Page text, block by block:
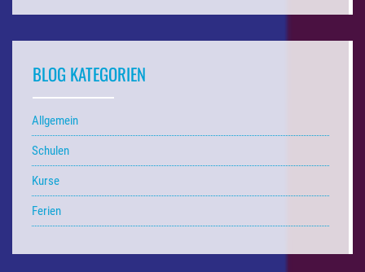
BLOG KATEGORIEN
Allgemein
Schulen
Kurse
Ferien